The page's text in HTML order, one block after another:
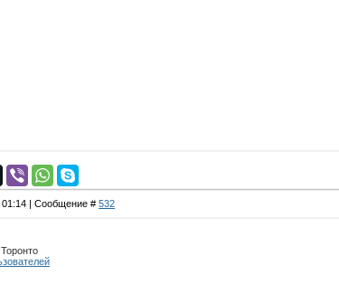
01:14 | Сообщение # 532